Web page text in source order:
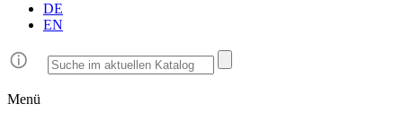
DE
EN
Menü